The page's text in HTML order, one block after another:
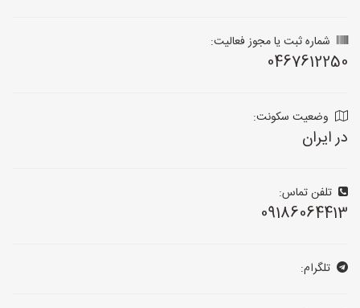
شماره ثبت یا مجوز فعالیت:
0467612250
وضعیت سکونت:
در ایران
تلفن تماس:
09186064413
تلگرام: